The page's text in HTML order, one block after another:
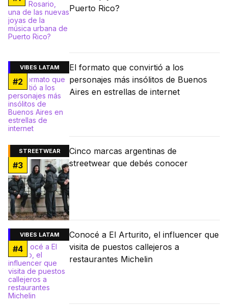
Puerto Rico?
VIBES LATAM
#2
El formato que convirtió a los
personajes más insólitos de Buenos
Aires en estrellas de internet
STREETWEAR
#3
Cinco marcas argentinas de
streetwear que debés conocer
VIBES LATAM
#4
Conocé a El Arturito, el influencer que
visita de puestos callejeros a
restaurantes Michelin